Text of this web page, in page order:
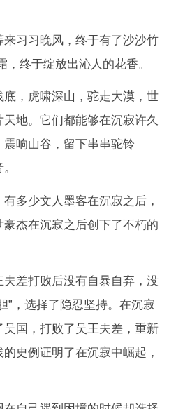
习习晚风，终于有了沙沙竹
终于绽放出沁人的花香。
，虎啸深山，驼走大漠，世
地。它们都能够在沉寂许久
响山谷，留下串串驼铃
少文人墨客在沉寂之后，
杰在沉寂之后创下了不朽的
差打败后没有自暴自弃，没
”，选择了隐忍坚持。在沉寂
国，打败了吴王夫差，重新
史例证明了在沉寂中崛起，